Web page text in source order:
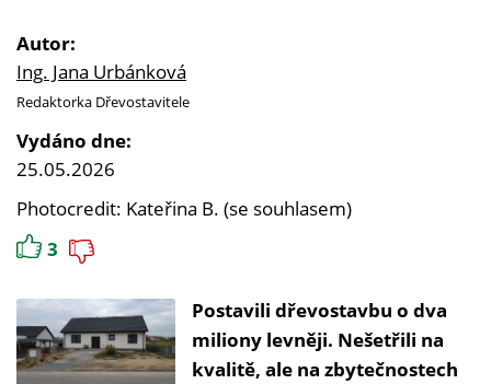
Autor:
Ing. Jana Urbánková
Redaktorka Dřevostavitele
Vydáno dne:
25.05.2026
Photocredit: Kateřina B. (se souhlasem)
3
Postavili dřevostavbu o dva
miliony levněji. Nešetřili na
kvalitě, ale na zbytečnostech